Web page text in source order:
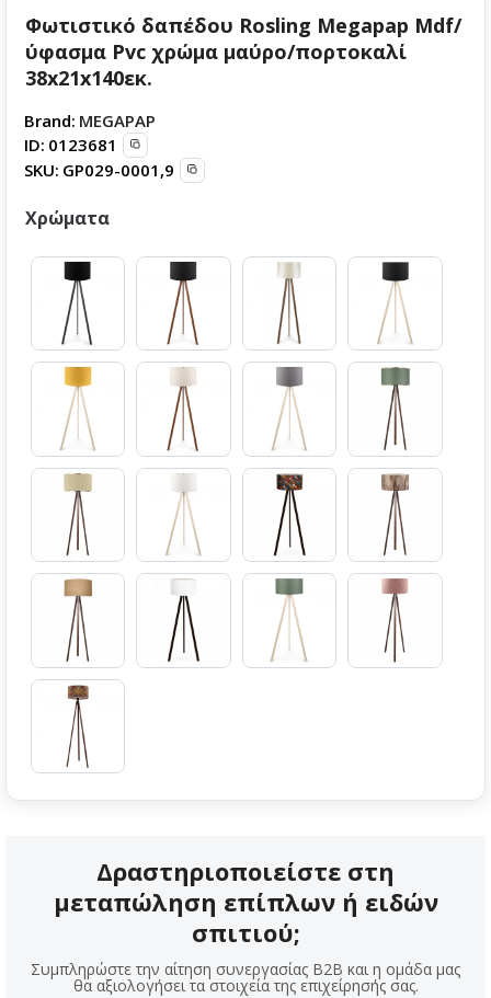
Φωτιστικό δαπέδου Rosling Megapap Mdf/
ύφασμα Pvc χρώμα μαύρο/πορτοκαλί
38x21x140εκ.
Brand: MEGAPAP
ID: 0123681
SKU: GP029-0001,9
Χρώματα
Δραστηριοποιείστε στη
μεταπώληση επίπλων ή ειδών
σπιτιού;
Συμπληρώστε την αίτηση συνεργασίας B2B και η ομάδα μας
θα αξιολογήσει τα στοιχεία της επιχείρησής σας.